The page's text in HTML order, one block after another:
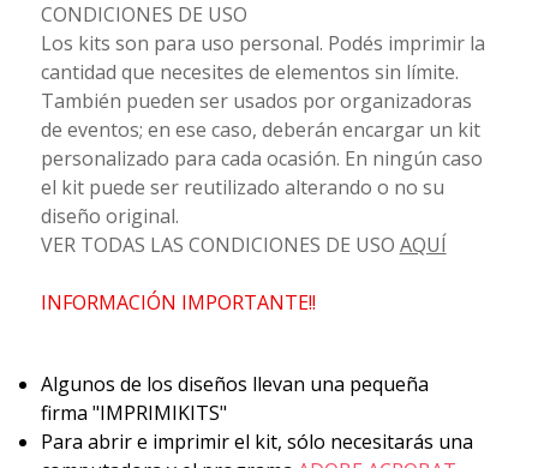
CONDICIONES DE USO
Los kits son para uso personal. Podés imprimir la
cantidad que necesites de elementos sin límite.
También pueden ser usados por organizadoras
de eventos; en ese caso, deberán encargar un kit
personalizado para cada ocasión. En ningún caso
el kit puede ser reutilizado alterando o no su
diseño original.
VER TODAS LAS CONDICIONES DE USO AQUÍ
INFORMACIÓN IMPORTANTE!!
Algunos de los diseños llevan una pequeña
firma "IMPRIMIKITS"
Para abrir e imprimir el kit, sólo necesitarás una